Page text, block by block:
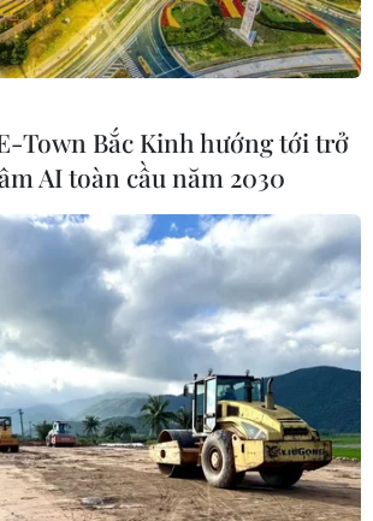
Town Bắc Kinh hướng tới trở
AI toàn cầu năm 2030